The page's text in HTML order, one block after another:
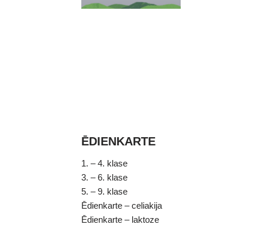
ĒDIENKARTE
1. – 4. klase
3. – 6. klase
5. – 9. klase
Ēdienkarte – celiakija
Ēdienkarte – laktoze